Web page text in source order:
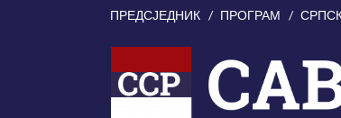
ПРЕДСЈЕДНИК ПРОГРАМ